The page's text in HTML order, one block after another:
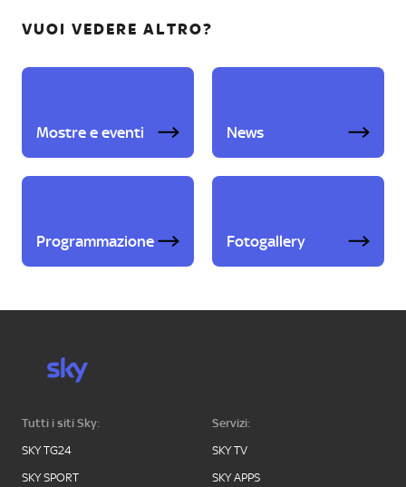
VUOI VEDERE ALTRO?
Mostre e eventi News
Programmazione Fotogallery
Tutti i siti Sky:
SKY TG24
SKY SPORT
Servizi:
SKY TV
SKY APPS